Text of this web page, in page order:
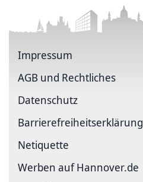
Impressum
AGB und Rechtliches
Datenschutz
Barriere­freiheits­erklärung
Netiquette
Werben auf Hannover.de